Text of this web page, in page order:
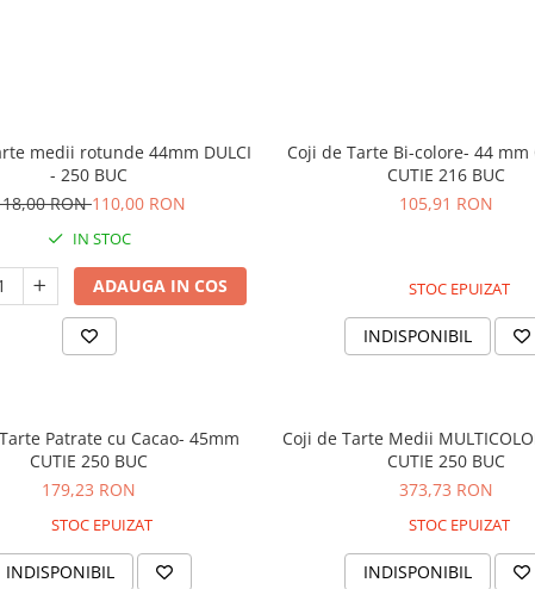
medii rotunde 44mm DULCI
- 250 BUC
RON110,00 RON
IN STOC
ADAUGA IN COS
Coji de Tarte Bi-colore- 44 mm
CUTIE 216 BUC
105,91 RON
STOC EPUIZAT
INDISPONIBIL
Patrate cu Cacao- 45mm
CUTIE 250 BUC
179,23 RON
STOC EPUIZAT
INDISPONIBIL
Coji de Tarte Medii
CUTIE 250 BUC
373,73 RON
STOC EPUIZAT
INDISPONIBIL